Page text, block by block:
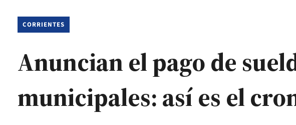
CORRIENTES
Anuncian el pago de
municipales: así es el